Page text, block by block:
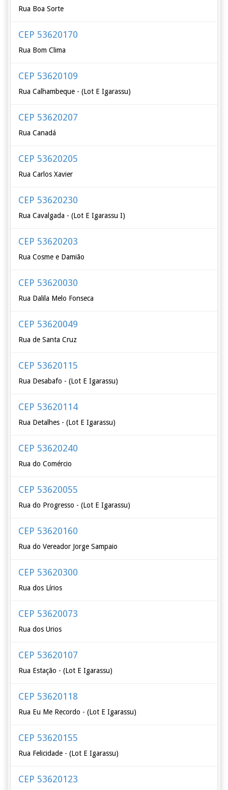
Rua Boa Sorte
CEP 53620170
Rua Bom Clima
CEP 53620109
Rua Calhambeque - (Lot E Igarassu)
CEP 53620207
Rua Canadá
CEP 53620205
Rua Carlos Xavier
CEP 53620230
Rua Cavalgada - (Lot E Igarassu I)
CEP 53620203
Rua Cosme e Damião
CEP 53620030
Rua Dalila Melo Fonseca
CEP 53620049
Rua de Santa Cruz
CEP 53620115
Rua Desabafo - (Lot E Igarassu)
CEP 53620114
Rua Detalhes - (Lot E Igarassu)
CEP 53620240
Rua do Comércio
CEP 53620055
Rua do Progresso - (Lot E Igarassu)
CEP 53620160
Rua do Vereador Jorge Sampaio
CEP 53620300
Rua dos Lírios
CEP 53620073
Rua dos Urios
CEP 53620107
Rua Estação - (Lot E Igarassu)
CEP 53620118
Rua Eu Me Recordo - (Lot E Igarassu)
CEP 53620155
Rua Felicidade - (Lot E Igarassu)
CEP 53620123